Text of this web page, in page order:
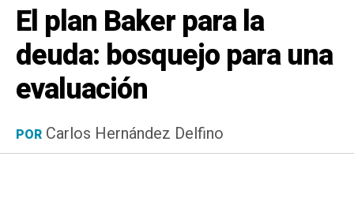
El plan Baker para la
deuda: bosquejo para una
evaluación
POR Carlos Hernández Delfino